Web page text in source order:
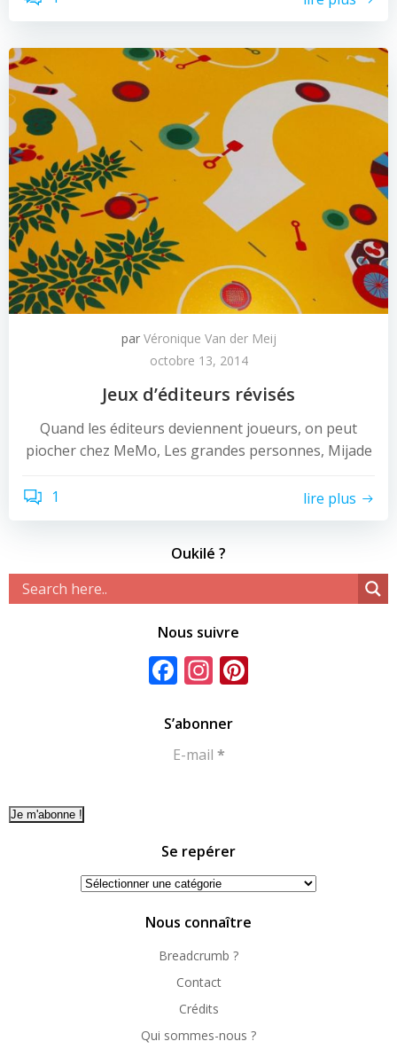
par Véronique Van der Meij
octobre 13, 2014
Jeux d’éditeurs révisés
Quand les éditeurs deviennent joueurs, on peut
piocher chez MeMo, Les grandes personnes, Mijade
1 lire plus
Oukilé ?
Nous suivre
Facebook
Instagram
S’abonner
E-mail *
Se repérer
Se
Nous connaître
Breadcrumb ?
Contact
Crédits
Qui sommes-nous ?